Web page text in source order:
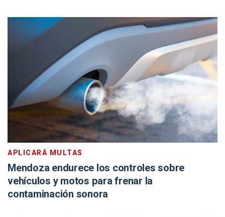
APLICARÁ MULTAS
Mendoza endurece los controles sobre
vehículos y motos para frenar la
contaminación sonora